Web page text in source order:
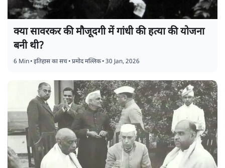
क्या सावरकर की मौजूदगी में गांधी की हत्या की योजना
बनी थी?
6 Min•इतिहास का सच•प्रमोद मल्लिक•30 Jan, 2026